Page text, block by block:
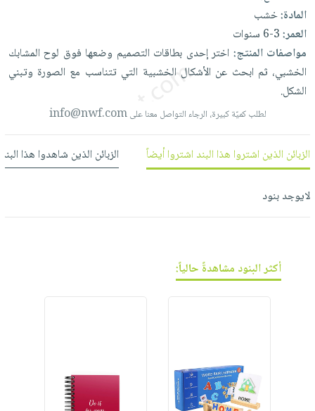
العناية
بالأسنان
الحمية
والتغذية
أدوات
المائدة
الأوعية
والتخزين
الأكثر
مبيعاً
العودة
للمدارس
اكسسوارات
منزلية
اكسسوارات
ملابس
مطرزات
حلي
عناية
بالذات
شحن
مجاني
بنود
مختارة
اشتراكات
صندوق
القراءة
iKitab
متقدم
وفرات
سياسة
الشركة
خدمات
لائحة
الأمنيات
الإصدارات
المادة:خشب
العمر:3-6 سنوات
مواصفات المنتج: اخترإحدى بطاقات التصميم وضعها فوق لوح المشابك
الخشبي، ثم ابحث عن الأشكال الخشبية التيتتناسب مع الصورة وتبني
الشكل.
لطلب كميّة كبيرة، الرجاء التواصل معنا علىinfo@nwf.com
الزبائن الذين اشتروا هذا البند اشتروا أيضاً الزبائن الذين شاهدوا هذا
لايوجد بنود
أكثر البنود مشاهدةً حالياً: